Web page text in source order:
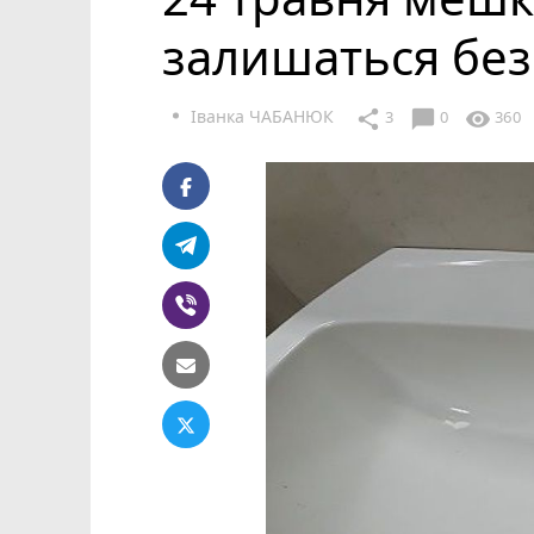
залишаться
Іванка ЧАБАНЮК share 3 chat_bubble 0 visibility 360